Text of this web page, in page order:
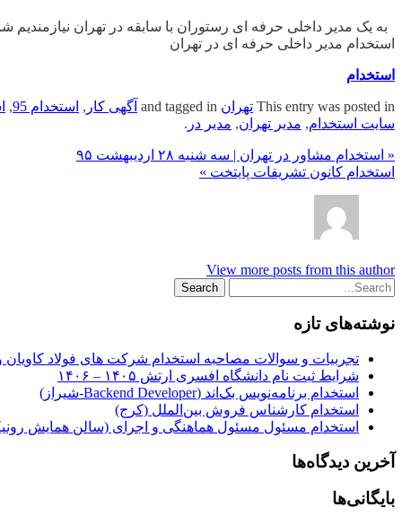
به یک مدیر داخلی حرفه ای رستوران با سابقه در تهران نیازمندیم شماره
استخدام مدیر داخلی حرفه ای در تهران
استخدام
This entry was posted in تهران آگهی کار , استخدام 95 ,
سایت استخدام, مدیر تهران, مدیر در .
« استخدام مشاور در تهران | سه شنبه ۲۸ اردیبهشت ۹۵
استخدام کانون تشریفات پایتخت »
View more posts from this author
نوشته‌های تازه
تجربیات و سوالات مصاحبه استخدام شرکت های فولاد
شرایط ثبت نام دانشگاه افسری ارتش ۱۴۰۵ – ۱۴۰۶
استخدام برنامه‌نویس بک‌اند (Backend Developer-شیراز)
استخدام کارشناس فروش بین‌الملل (کرج)
استخدام مسئول مسئول هماهنگی و اجرای (سالن همایش
آخرین دیدگاه‌ها
بایگانی‌ها